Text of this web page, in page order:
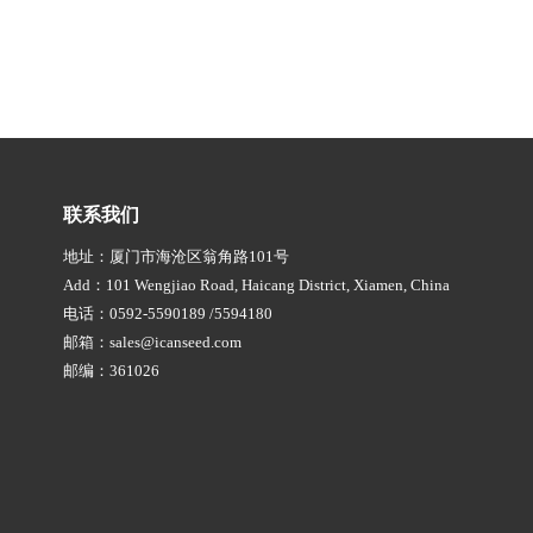
联系我们
地址：厦门市海沧区翁角路101号
Add：101 Wengjiao Road, Haicang District, Xiamen, China
电话：0592-5590189 /5594180
邮箱：sales@icanseed.com
邮编：361026